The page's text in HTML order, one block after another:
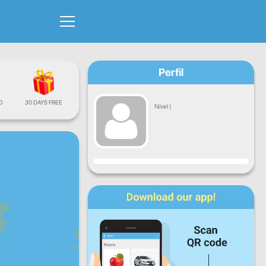
30 DAYS FREE
Perfil
Nível |
Progresso
Seg Qua Qui